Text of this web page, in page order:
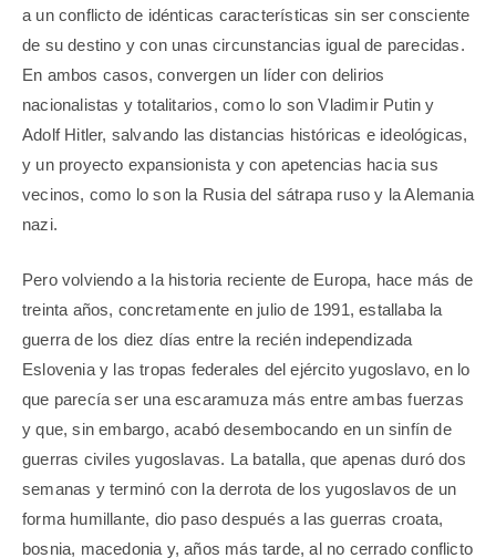
a un conflicto de idénticas características sin ser consciente
de su destino y con unas circunstancias igual de parecidas.
En ambos casos, convergen un líder con delirios
nacionalistas y totalitarios, como lo son Vladimir Putin y
Adolf Hitler, salvando las distancias históricas e ideológicas,
y un proyecto expansionista y con apetencias hacia sus
vecinos, como lo son la Rusia del sátrapa ruso y la Alemania
nazi.
Pero volviendo a la historia reciente de Europa, hace más de
treinta años, concretamente en julio de 1991, estallaba la
guerra de los diez días entre la recién independizada
Eslovenia y las tropas federales del ejército yugoslavo, en lo
que parecía ser una escaramuza más entre ambas fuerzas
y que, sin embargo, acabó desembocando en un sinfín de
guerras civiles yugoslavas. La batalla, que apenas duró dos
semanas y terminó con la derrota de los yugoslavos de un
forma humillante, dio paso después a las guerras croata,
bosnia, macedonia y, años más tarde, al no cerrado conflicto